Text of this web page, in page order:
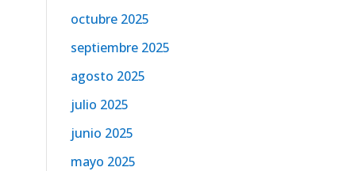
octubre 2025
septiembre 2025
agosto 2025
julio 2025
junio 2025
mayo 2025